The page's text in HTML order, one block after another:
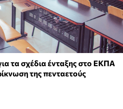
τα σχέδια ένταξης στο ΕΚΠΑ
της πενταετούς